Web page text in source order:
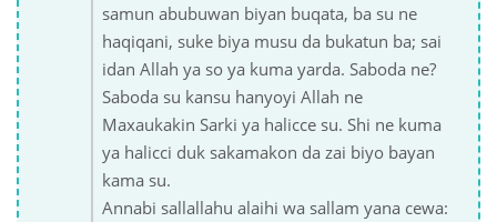
samun abubuwan biyan buqata, ba su ne
haqiqani, suke biya musu da bukatun ba; sai
idan Allah ya so ya kuma yarda. Saboda ne?
Saboda su kansu hanyoyi Allah ne
Maxaukakin Sarki ya halicce su. Shi ne kuma
ya halicci duk sakamakon da zai biyo bayan
kama su.
Annabi sallallahu alaihi wa sallam yana cewa: